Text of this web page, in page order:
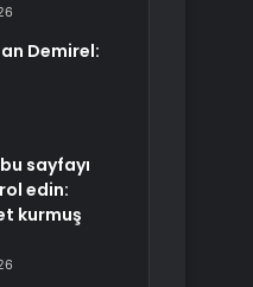
Demirel:
sayfayı
edin:
kurmuş